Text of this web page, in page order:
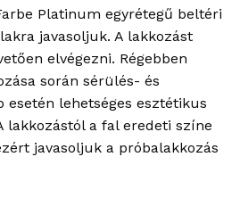
Platinum egyrétegű beltéri
javasoljuk. A lakkozást
elvégezni. Régebben
során sérülés- és
esetén lehetséges esztétikus
a fal eredeti színe
javasoljuk a próbalakkozás